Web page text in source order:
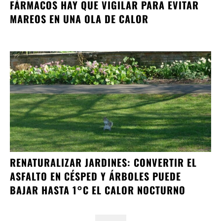
FÁRMACOS HAY QUE VIGILAR PARA EVITAR
MAREOS EN UNA OLA DE CALOR
RENATURALIZAR JARDINES: CONVERTIR EL
ASFALTO EN CÉSPED Y ÁRBOLES PUEDE
BAJAR HASTA 1°C EL CALOR NOCTURNO